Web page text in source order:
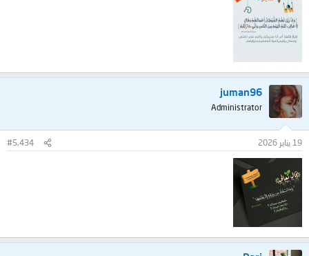
juman96
Administrator
19 يناير 2026 #5,434